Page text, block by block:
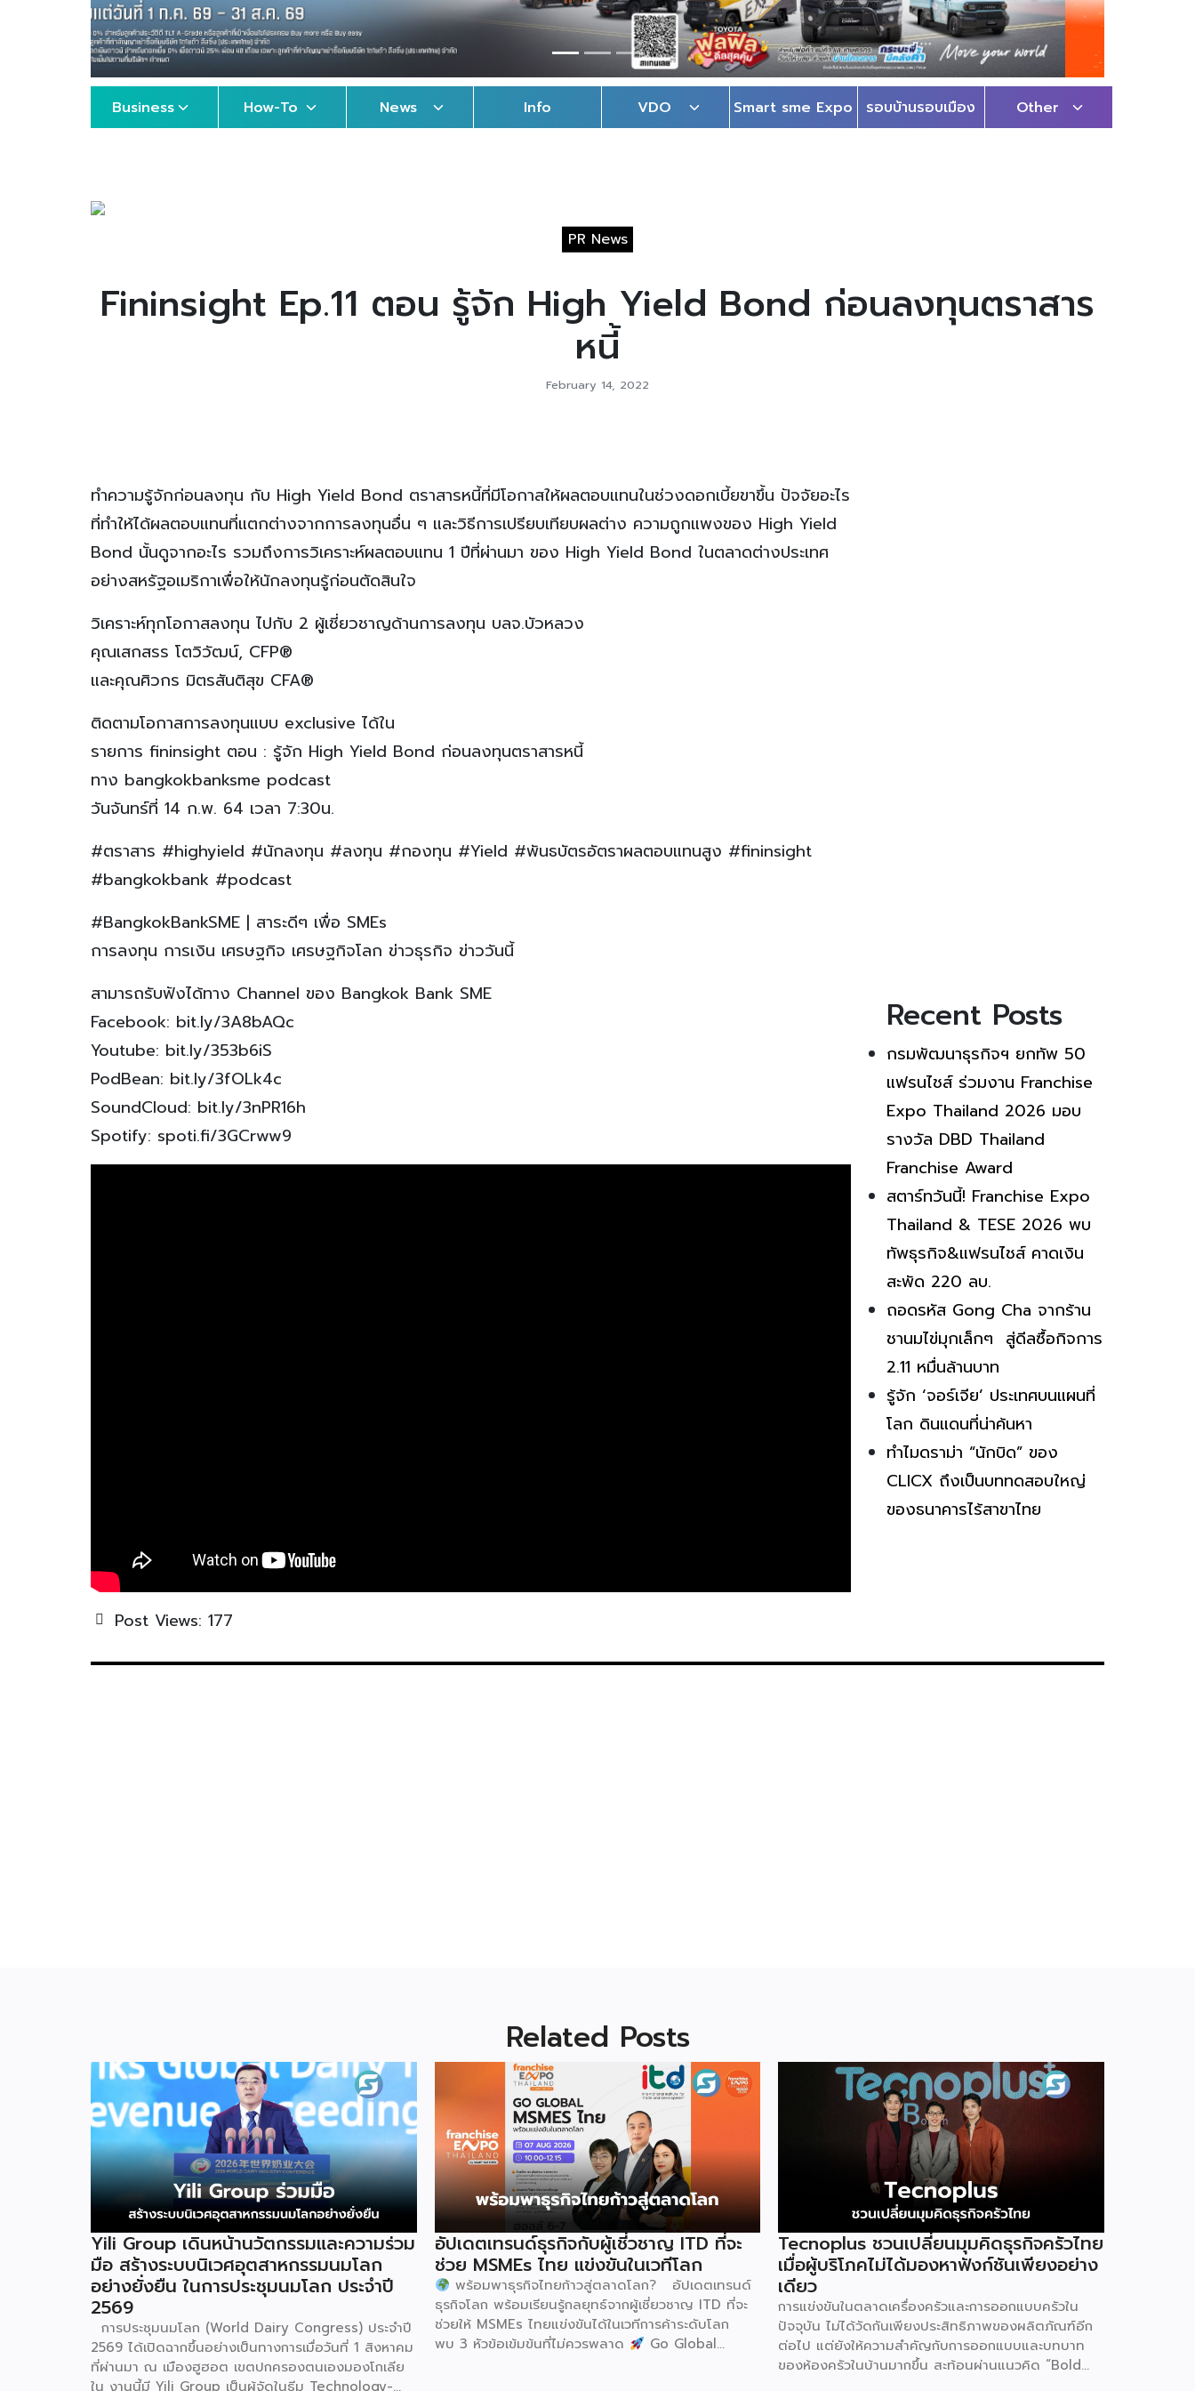
Business How-To News Info VDO Smart sme Expo รอบบ้านรอบเมือง Other
PR News
Fininsight Ep.11 ตอน รู้จัก High Yield Bond ก่อนลงทุนตราสาร
หนี้
February 14, 2022
ทำความรู้จักก่อนลงทุน กับ High Yield Bond ตราสารหนี้ที่มีโอกาสให้ผลตอบแทนในช่วงดอกเบี้ยขาขึ้น ปัจจัยอะไร
ที่ทำให้ได้ผลตอบแทนที่แตกต่างจากการลงทุนอื่น ๆ และวิธีการเปรียบเทียบผลต่าง ความถูกแพงของ High Yield
Bond นั้นดูจากอะไร รวมถึงการวิเคราะห์ผลตอบแทน 1 ปีที่ผ่านมา ของ High Yield Bond ในตลาดต่างประเทศ
อย่างสหรัฐอเมริกาเพื่อให้นักลงทุนรู้ก่อนตัดสินใจ
วิเคราะห์ทุกโอกาสลงทุน ไปกับ 2 ผู้เชี่ยวชาญด้านการลงทุน บลจ.บัวหลวง
คุณเสกสรร โตวิวัฒน์, CFP®
และคุณศิวกร มิตรสันติสุข CFA®
ติดตามโอกาสการลงทุนแบบ exclusive ได้ใน
รายการ fininsight ตอน : รู้จัก High Yield Bond ก่อนลงทุนตราสารหนี้
ทาง bangkokbanksme podcast
วันจันทร์ที่ 14 ก.พ. 64 เวลา 7:30น.
#ตราสาร #highyield #นักลงทุน #ลงทุน #กองทุน #Yield #พันธบัตรอัตราผลตอบแทนสูง #fininsight
#bangkokbank #podcast
#BangkokBankSME | สาระดีๆ เพื่อ SMEs
การลงทุน การเงิน เศรษฐกิจ เศรษฐกิจโลก ข่าวธุรกิจ ข่าววันนี้
สามารถรับฟังได้ทาง Channel ของ Bangkok Bank SME
Facebook: bit.ly/3A8bAQc
Youtube: bit.ly/353b6iS
PodBean: bit.ly/3fOLk4c
SoundCloud: bit.ly/3nPR16h
Spotify: spoti.fi/3GCrww9
Post Views: 177
Recent Posts
กรมพัฒนาธุรกิจฯ ยกทัพ 50
แฟรนไชส์ ร่วมงาน Franchise
Expo Thailand 2026 มอบ
รางวัล DBD Thailand
Franchise Award
สตาร์ทวันนี้! Franchise Expo
Thailand & TESE 2026 พบ
ทัพธุรกิจ&แฟรนไชส์ คาดเงิน
สะพัด 220 ลบ.
ถอดรหัส Gong Cha จากร้าน
ชานมไข่มุกเล็กๆ สู่ดีลซื้อกิจการ
2.11 หมื่นล้านบาท
รู้จัก ‘จอร์เจีย’ ประเทศบนแผนที่
โลก ดินแดนที่น่าค้นหา
ทำไมดราม่า “นักบิด” ของ
CLICX ถึงเป็นบททดสอบใหญ่
ของธนาคารไร้สาขาไทย
Related Posts
Yili Group เดินหน้านวัตกรรมและความร่วม
มือ สร้างระบบนิเวศอุตสาหกรรมนมโลก
อย่างยั่งยืน ในการประชุมนมโลก ประจำปี
2569
การประชุมนมโลก (World Dairy Congress) ประจำปี
2569 ได้เปิดฉากขึ้นอย่างเป็นทางการเมื่อวันที่ 1 สิงหาคม
ที่ผ่านมา ณ เมืองฮูฮอต เขตปกครองตนเองมองโกเลีย
ใน งานนี้มี Yili Group เป็นผู้จัดในธีม Technology-
อัปเดตเทรนด์ธุรกิจกับผู้เชี่วชาญ ITD ที่จะ
ช่วย MSMEs ไทย แข่งขันในเวทีโลก
พร้อมพาธุรกิจไทยก้าวสู่ตลาดโลก? อัปเดตเทรนด์
ธุรกิจโลก พร้อมเรียนรู้กลยุทธ์จากผู้เชี่ยวชาญ ITD ที่จะ
ช่วยให้ MSMEs ไทยแข่งขันได้ในเวทีการค้าระดับโลก
พบ 3 หัวข้อเข้มข้นที่ไม่ควรพลาด
Go Global
Tecnoplus ชวนเปลี่ยนมุมคิดธุรกิจครัวไทย
เมื่อผู้บริโภคไม่ได้มองหาฟังก์ชันเพียงอย่าง
เดียว
การแข่งขันในตลาดเครื่องครัวและการออกแบบครัวใน
ปัจจุบัน ไม่ได้วัดกันเพียงประสิทธิภาพของผลิตภัณฑ์อีก
ต่อไป แต่ยังให้ความสำคัญกับการออกแบบและบทบาท
ของห้องครัวในบ้านมากขึ้น สะท้อนผ่านแนวคิด “Bold